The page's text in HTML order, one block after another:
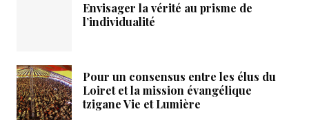
Envisager la vérité au prisme de
l’individualité
Pour un consensus entre les élus du
Loiret et la mission évangélique
tzigane Vie et Lumière